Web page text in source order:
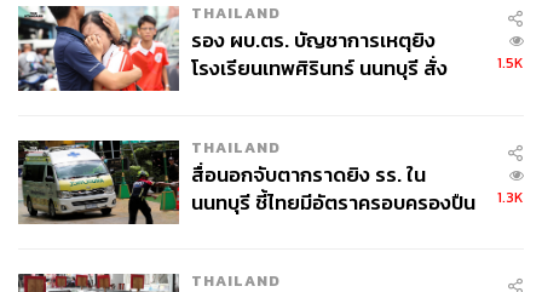
สมเด็จอัครมหาเสนาบดีเดโช ฮุน เซน นายกรัฐมนตรีแห่งราช
ภาพ:กระทรวงการต่างประเทศ / Ministry of Foreign Affairs
THAILAND
รอง ผบ.ตร. บัญชาการเหตุยิง
โรงเรียนเทพศิรินทร์ นนทบุรี สั่ง
1.5K
THAILAND
สื่อนอกจับตากราดยิง รร. ใน
นนทบุรี ชี้ไทยมีอัตราครอบครองปืน
1.3K
THAILAND